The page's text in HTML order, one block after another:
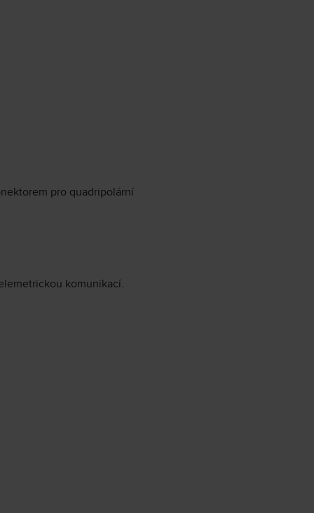
pro quadripolární
komunikací.